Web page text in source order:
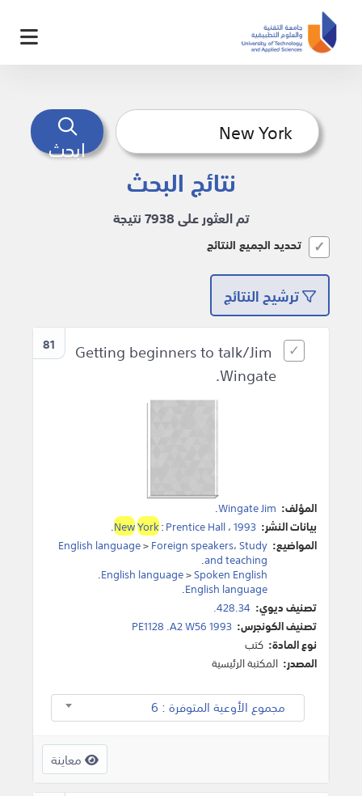
ابحث
نتائج البحث
تم العثور على 7938 نتيجة
تحديد الجميع النتائج
ترشيح النتائج
81
Getting beginners to talk/Jim
Wingate.
المؤلف: Wingate Jim
.
بيانات النشر:
NewYork:Prentice Hall،1993
.
المواضيع:
English language>Foreign speakers،Study
and teaching
.
English language>Spoken English
.
English language
.
تصنيف ديوي: 428.34.
تصنيف الكونجرس: PE1128 .A2 W56 1993
نوع المادة: كتب
المصدر: المكتبة الرئيسية
مجموع الأوعية المتوفرة : 6
معاينة